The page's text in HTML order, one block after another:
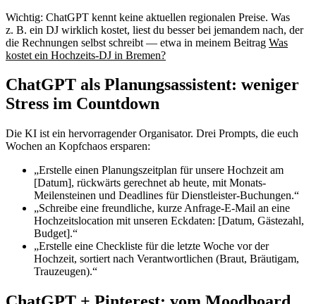
Wichtig: ChatGPT kennt keine aktuellen regionalen Preise. Was
z. B. ein DJ wirklich kostet, liest du besser bei jemandem nach, der
die Rechnungen selbst schreibt — etwa in meinem Beitrag Was
kostet ein Hochzeits-DJ in Bremen?
ChatGPT als Planungsassistent: weniger
Stress im Countdown
Die KI ist ein hervorragender Organisator. Drei Prompts, die euch
Wochen an Kopfchaos ersparen:
„Erstelle einen Planungszeitplan für unsere Hochzeit am
[Datum], rückwärts gerechnet ab heute, mit Monats-
Meilensteinen und Deadlines für Dienstleister-Buchungen.“
„Schreibe eine freundliche, kurze Anfrage-E-Mail an eine
Hochzeitslocation mit unseren Eckdaten: [Datum, Gästezahl,
Budget].“
„Erstelle eine Checkliste für die letzte Woche vor der
Hochzeit, sortiert nach Verantwortlichen (Braut, Bräutigam,
Trauzeugen).“